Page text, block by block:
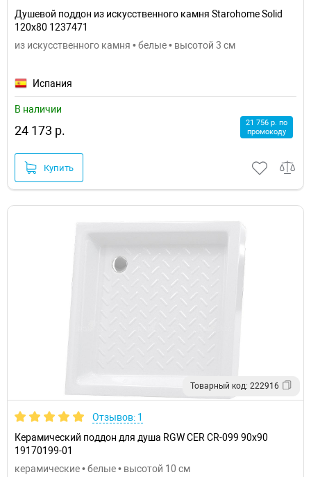
Душевой поддон из искусственного камня Starohome Solid
120х80 1237471
из искусственного камня • белые • высотой 3 см
Испания
В наличии
24 173 р.
21 756 р. по
промокоду
Купить
Товарный код: 222916
Отзывов: 1
Керамический поддон для душа RGW CER CR-099 90x90
19170199-01
керамические • белые • высотой 10 см